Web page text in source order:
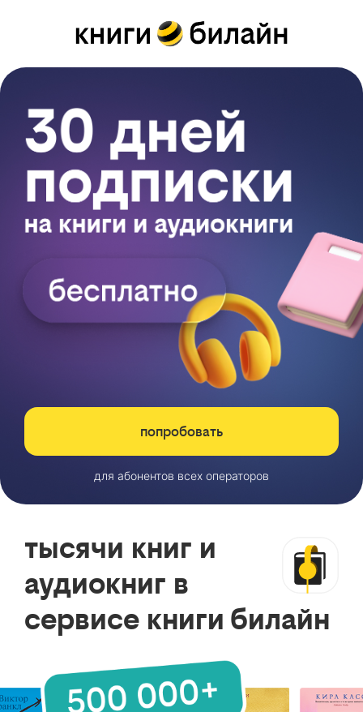
попробовать
для абонентов всех операторов
тысячи книг и
аудиокниг в
сервисе книги билайн